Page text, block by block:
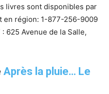
livres sont disponibles par
en région: 1-877-256-9009
625 Avenue de la Salle,
Après la pluie… Le